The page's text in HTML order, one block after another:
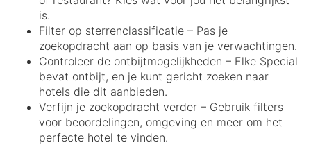
is.
Filter op sterrenclassificatie – Pas je
zoekopdracht aan op basis van je verwachtingen.
Controleer de ontbijtmogelijkheden – Elke Special
bevat ontbijt, en je kunt gericht zoeken naar
hotels die dit aanbieden.
Verfijn je zoekopdracht verder – Gebruik filters
voor beoordelingen, omgeving en meer om het
perfecte hotel te vinden.